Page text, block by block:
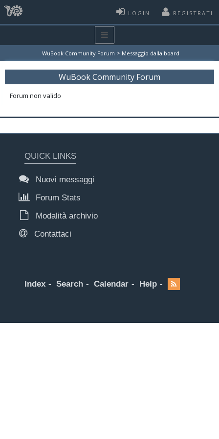
LOGIN REGISTRATI
WuBook Community Forum > Messaggio dalla board
WuBook Community Forum
Forum non valido
QUICK LINKS
Nuovi messaggi
Forum Stats
Modalità archivio
Contattaci
Index Search Calendar Help